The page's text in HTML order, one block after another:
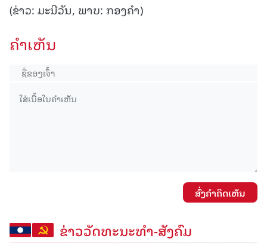
(ຂ່າວ: ມະນີວັນ, ພາບ: ກອງຄໍາ)
ຄໍາເຫັນ
ສົ່ງຄໍາຄິດເຫັນ
ຂ່າວວັດທະນະທຳ-ສັງຄົມ